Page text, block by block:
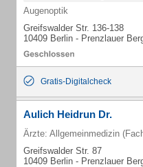
Augenoptik
Greifswalder Str. 136-138
10409 Berlin - Prenzlauer
Gratis-Digitalcheck
Aulich Heidrun Dr.
Ärzte: Allgemeinmedizin
Greifswalder Str. 87
10409 Berlin - Prenzlauer